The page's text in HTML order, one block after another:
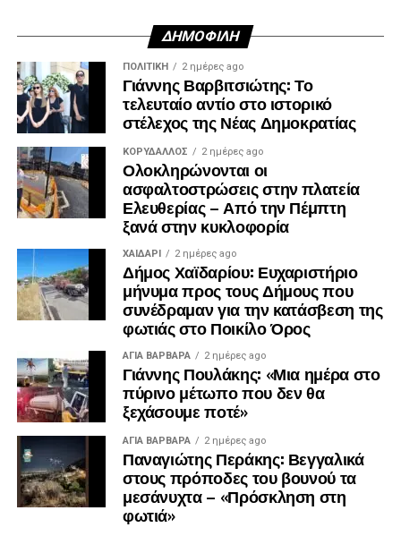
ΔΗΜΟΦΙΛΉ
ΠΟΛΙΤΙΚΉ 2 ημέρες ago
Γιάννης Βαρβιτσιώτης: Το
τελευταίο αντίο στο ιστορικό
στέλεχος της Νέας Δημοκρατίας
ΚΟΡΥΔΑΛΛΟΣ 2 ημέρες ago
Ολοκληρώνονται οι
ασφαλτοστρώσεις στην πλατεία
Ελευθερίας – Από την Πέμπτη
ξανά στην κυκλοφορία
ΧΑΪΔΑΡΙ 2 ημέρες ago
Δήμος Χαϊδαρίου: Ευχαριστήριο
μήνυμα προς τους Δήμους που
συνέδραμαν για την κατάσβεση της
φωτιάς στο Ποικίλο Όρος
ΑΓΙΑ ΒΑΡΒΑΡΑ 2 ημέρες ago
Γιάννης Πουλάκης: «Μια ημέρα στο
πύρινο μέτωπο που δεν θα
ξεχάσουμε ποτέ»
ΑΓΙΑ ΒΑΡΒΑΡΑ 2 ημέρες ago
Παναγιώτης Περάκης: Βεγγαλικά
στους πρόποδες του βουνού τα
μεσάνυχτα – «Πρόσκληση στη
φωτιά»